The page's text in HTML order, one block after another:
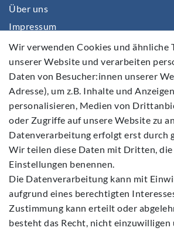
Über uns
Impressum
Daten­schutz­erklärung
AGB
Barrierefreiheitserklärung
Widerrufs­recht
Kontakt
Vertrag widerrufen
Folgen Sie Uns
Wir verwenden Cookies und ähnliche
unserer Website und verarbeiten
Daten von Besucher:innen unserer
Adresse), um z.B. Inhalte und
personalisieren, Medien von
oder Zugriffe auf unsere Website zu
Datenverarbeitung erfolgt erst durch
Wir teilen diese Daten mit Dritten,
Einstellungen benennen.
Die Datenverarbeitung kann mit
aufgrund eines berechtigten
Zustimmung kann erteilt oder
besteht das Recht, nicht einzuwilligen